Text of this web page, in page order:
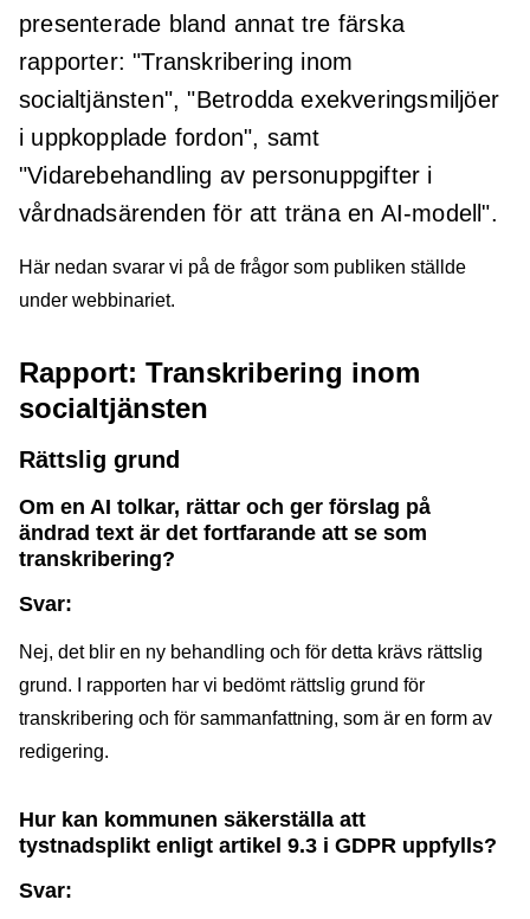
presenterade bland annat tre färska
rapporter: "Transkribering inom
socialtjänsten", "Betrodda exekveringsmiljöer
i uppkopplade fordon", samt
"Vidarebehandling av personuppgifter i
vårdnadsärenden för att träna en AI-modell".
Här nedan svarar vi på de frågor som publiken ställde
under webbinariet.
Rapport: Transkribering inom
socialtjänsten
Rättslig grund
Om en AI tolkar, rättar och ger förslag på
ändrad text är det fortfarande att se som
transkribering?
Svar:
Nej, det blir en ny behandling och för detta krävs rättslig
grund. I rapporten har vi bedömt rättslig grund för
transkribering och för sammanfattning, som är en form av
redigering.
Hur kan kommunen säkerställa att
tystnadsplikt enligt artikel 9.3 i GDPR uppfylls?
Svar: